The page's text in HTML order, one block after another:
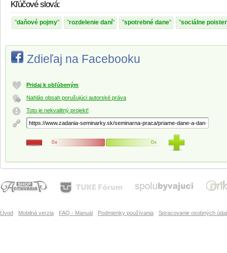
Kľúčové slová:
daňové pojmy rozdelenie daní spotrebné dane sociálne
Zdieľaj na Facebooku
Pridaj k obľúbeným
Nahlás obsah porušujúci autorské práva
Toto je nekvalitný projekt!
0x 0x
Úvod Mobilná verzia FAQ - Manuál Podmienky používania Spracovanie osobných